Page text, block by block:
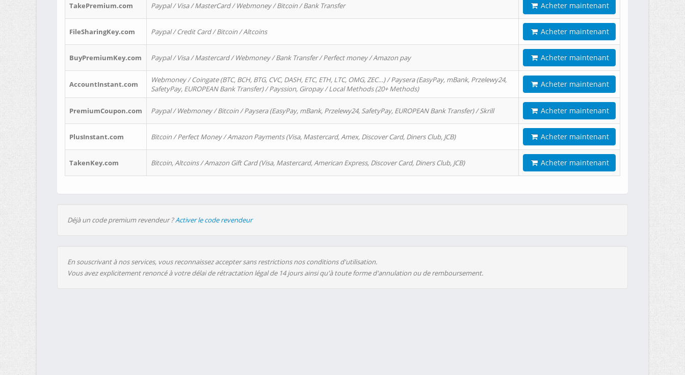
TakePremium.com Paypal / Visa / MasterCard / Webmoney / Bitcoin / Bank Transfer Acheter maintenant
FileSharingKey.com Paypal / Credit Card / Bitcoin / Altcoins Acheter maintenant
BuyPremiumKey.com Paypal / Visa / Mastercard / Webmoney / Bank Transfer / Perfect money / Amazon pay Acheter maintenant
AccountInstant.com
Webmoney / Coingate (BTC, BCH, BTG, CVC, DASH, ETC, ETH, LTC, OMG, ZEC…) / Paysera (EasyPay, mBank, Przelewy24,
SafetyPay, EUROPEAN Bank Transfer) / Payssion, Giropay / Local Methods (20+ Methods)
Acheter maintenant
PremiumCoupon.com Paypal / Webmoney / Bitcoin / Paysera (EasyPay, mBank, Przelewy24, SafetyPay, EUROPEAN Bank Transfer) / Skrill Acheter maintenant
PlusInstant.com Bitcoin / Perfect Money / Amazon Payments (Visa, Mastercard, Amex, Discover Card, Diners Club, JCB) Acheter maintenant
TakenKey.com Bitcoin, Altcoins / Amazon Gift Card (Visa, Mastercard, American Express, Discover Card, Diners Club, JCB) Acheter maintenant
Déjà un code premium revendeur ?Activer le code revendeur
En souscrivant à nos services, vous reconnaissez accepter sans restrictions nos conditions d'utilisation.
Vous avez explicitement renoncé à votre délai de rétractation légal de 14 jours ainsi qu'à toute forme d'annulation ou de remboursement.